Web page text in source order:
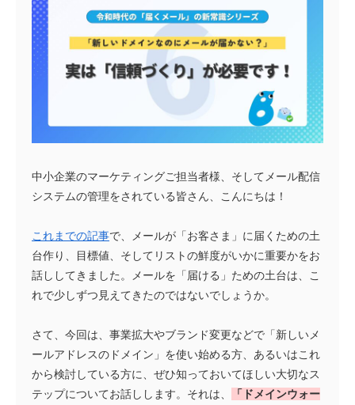
中小企業のマーケティングご担当者様、そしてメール配信
システムの管理をされている皆さん、こんにちは！
これまでの記事で、メールが「お客さま」に届くための土
台作り、目標値、そしてリストの鮮度がいかに重要かをお
話ししてきました。メールを「届ける」ための土台は、こ
れで少しずつ見えてきたのではないでしょうか。
さて、今回は、事業拡大やブランド変更などで「新しいメ
ールアドレスのドメイン」を使い始める方、あるいはこれ
から検討している方に、ぜひ知っておいてほしい大切なス
テップについてお話しします。それは、
「ドメインウォー